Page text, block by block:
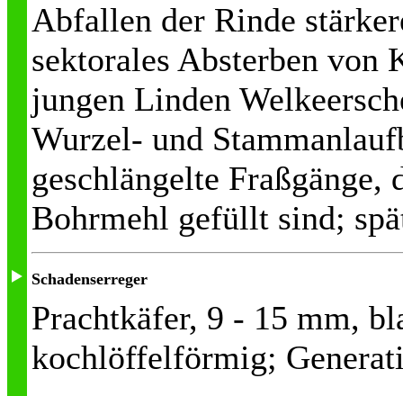
Abfallen der Rinde
sektorales Absterben von
jungen Linden
Wurzel- und
geschlängelte
Bohrmehl gefüllt sind;
Schadenserreger
Prachtkäfer, 9 - 15 mm,
kochlöffelförmig;